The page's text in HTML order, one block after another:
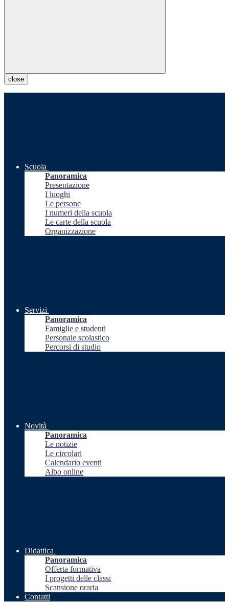
close
Scuola
Panoramica
Presentazione
I luoghi
Le persone
I numeri della scuola
Le carte della scuola
Organizzazione
Servizi
Panoramica
Famiglie e studenti
Personale scolastico
Percorsi di studio
Novità
Panoramica
Le notizie
Le circolari
Calendario eventi
Albo online
Didattica
Panoramica
Offerta formativa
I progetti delle classi
Scansione oraria
Contatti